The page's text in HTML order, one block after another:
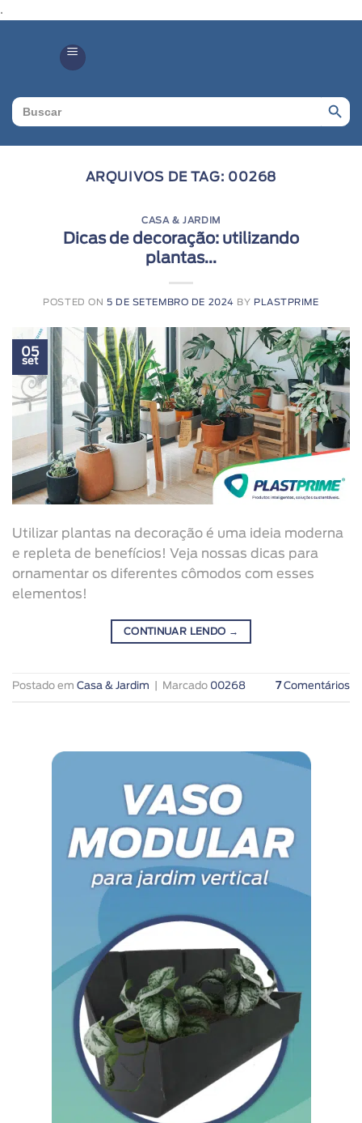
.
Search
for:
Search
ARQUIVOS DE TAG: 00268
CASA & JARDIM
Dicas de decoração: utilizando
plantas...
POSTED ON 5 DE SETEMBRO DE 2024 BY PLASTPRIME
05
set
Utilizar plantas na decoração é uma ideia moderna
e repleta de benefícios! Veja nossas dicas para
ornamentar os diferentes cômodos com esses
elementos!
CONTINUAR LENDO →
Postado em Casa & Jardim Marcado 00268 7 Comentários